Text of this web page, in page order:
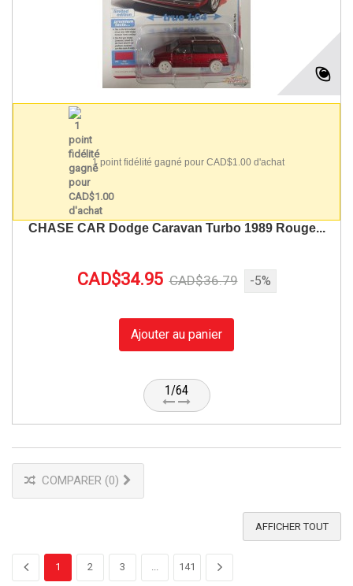
1 point fidélité gagné pour CAD$1.00 d'achat
CHASE CAR Dodge Caravan Turbo 1989 Rouge...
CAD$34.95 CAD$36.79 -5%
Ajouter au panier
1/64
COMPARER (0)
AFFICHER TOUT
1 2 3 ... 141